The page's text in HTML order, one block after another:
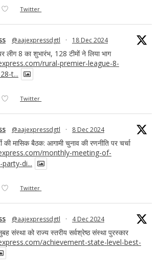
Twitter
@aajexpressdgtl · 18 Dec 2024
लीग 8 का शुभारंभ, 128 टीमों ने लिया भाग
rural-premier-league-8-
t...
Twitter
@aajexpressdgtl · 8 Dec 2024
की मासिक बैठक: आगामी चुनाव की रणनीति पर चर्चा
monthly-meeting-of-
di...
Twitter
@aajexpressdgtl · 4 Dec 2024
संस्था को राज्य स्तरीय सर्वश्रेष्ठ संस्था पुरस्कार
achievement-state-level-best-